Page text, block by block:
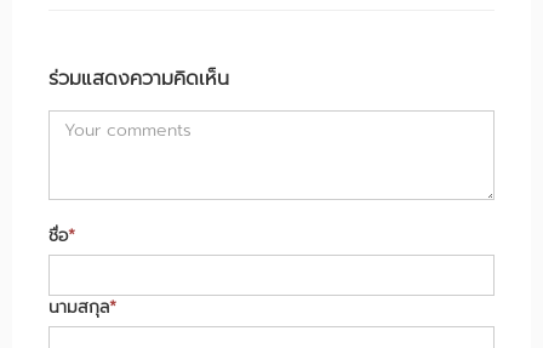
ร่วมแสดงความคิดเห็น
ชื่อ*
นามสกุล*